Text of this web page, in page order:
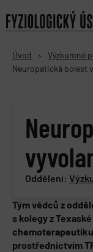
Úvod > Výzkumné
Neuropatická bolest
Oddělení:
Tým vědců z
s kolegy z
prostřednictvím